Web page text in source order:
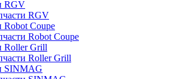
RGV
RGV
Robot Coupe
Robot Coupe
Roller Grill
Roller Grill
SINMAG